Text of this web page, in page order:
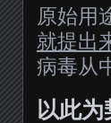
原始用
就提出
病毒从
以此